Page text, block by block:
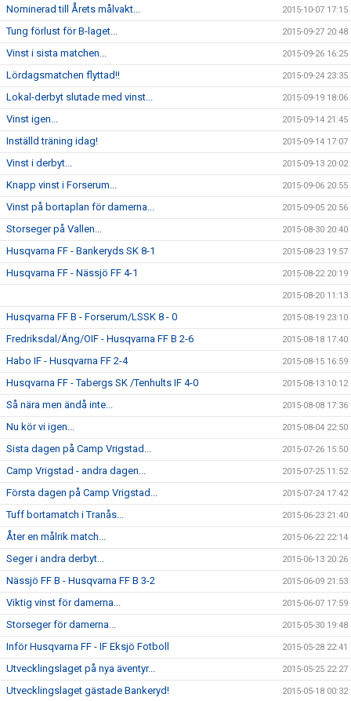
Nominerad till Årets målvakt... 2015-10-07 17:15
Tung förlust för B-laget... 2015-09-27 20:48
Vinst i sista matchen... 2015-09-26 16:25
Lördagsmatchen flyttad!! 2015-09-24 23:35
Lokal-derbyt slutade med vinst... 2015-09-19 18:06
Vinst igen... 2015-09-14 21:45
Inställd träning idag! 2015-09-14 17:07
Vinst i derbyt... 2015-09-13 20:02
Knapp vinst i Forserum... 2015-09-06 20:55
Vinst på bortaplan för damerna... 2015-09-05 20:56
Storseger på Vallen... 2015-08-30 20:40
Husqvarna FF - Bankeryds SK 8-1 2015-08-23 19:57
Husqvarna FF - Nässjö FF 4-1 2015-08-22 20:19
2015-08-20 11:13
Husqvarna FF B - Forserum/LSSK 8 - 0 2015-08-19 23:10
Fredriksdal/Äng/OIF - Husqvarna FF B 2-6 2015-08-18 17:40
Habo IF - Husqvarna FF 2-4 2015-08-15 16:59
Husqvarna FF - Tabergs SK /Tenhults IF 4-0 2015-08-13 10:12
Så nära men ändå inte... 2015-08-08 17:36
Nu kör vi igen... 2015-08-04 22:50
Sista dagen på Camp Vrigstad... 2015-07-26 15:50
Camp Vrigstad - andra dagen... 2015-07-25 11:52
Första dagen på Camp Vrigstad... 2015-07-24 17:42
Tuff bortamatch i Tranås... 2015-06-23 21:40
Åter en målrik match... 2015-06-22 22:14
Seger i andra derbyt... 2015-06-13 20:26
Nässjö FF B - Husqvarna FF B 3-2 2015-06-09 21:53
Viktig vinst för damerna... 2015-06-07 17:59
Storseger för damerna... 2015-05-30 19:48
Inför Husqvarna FF - IF Eksjö Fotboll 2015-05-28 22:41
Utvecklingslaget på nya äventyr... 2015-05-25 22:27
Utvecklingslaget gästade Bankeryd! 2015-05-18 00:32